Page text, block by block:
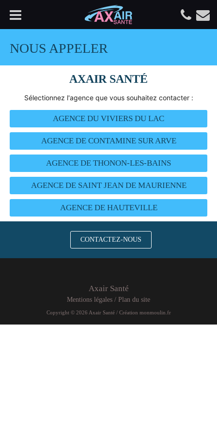
NOUS APPELER
AXAIR SANTÉ
Sélectionnez l'agence que vous souhaitez contacter :
AGENCE DU VIVIERS DU LAC
AGENCE DE CONTAMINE SUR ARVE
AGENCE DE THONON-LES-BAINS
AGENCE DE SAINT JEAN DE MAURIENNE
AGENCE DE HAUTEVILLE
CONTACTEZ-NOUS
Axair Santé
Mentions légales / Plan du site
Copyright © 2026 Axair Santé / Création monmoulin.fr